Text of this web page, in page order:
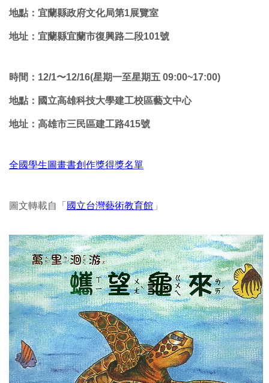
地點：宜蘭縣政府文化局第1展覽室
地址：宜蘭縣宜蘭市復興路二段101號
時間：12/1〜12/16(星期一至星期五 09:00~17:00)
地點：國立高雄科技大學建工校區藝文中心
地址：高雄市三民區建工路415號
全國學生圖畫書創作獎得獎名單
圖文轉載自「 國立台灣藝術教育館 」